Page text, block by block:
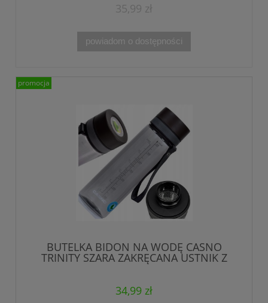
35,99 zł
powiadom o dostępności
BUTELKA BIDON NA WODĘ CASNO
TRINITY SZARA ZAKRĘCANA USTNIK Z
SITKIEM 800 ml
34,99 zł
promocja